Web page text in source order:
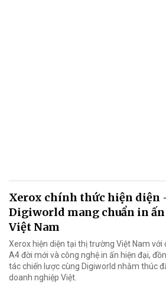
Xerox chính thức hiện diện
Digiworld mang chuẩn in ấn
Việt Nam
Xerox hiện diện tại thị trường Việt Nam
A4 đời mới và công nghệ in ấn hiện đại,
tác chiến lược cùng Digiworld nhằm thúc
doanh nghiệp Việt.